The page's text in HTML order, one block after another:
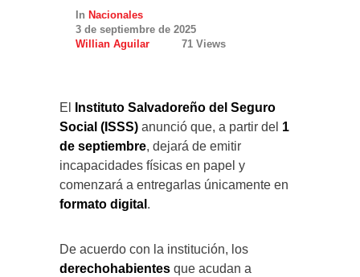
In Nacionales
3 de septiembre de 2025
Willian Aguilar
71 Views
El
Instituto Salvadoreño del Seguro
Social (ISSS) anunció que, a partir del 1
de septiembre, dejará de emitir
incapacidades físicas en papel y
comenzará a entregarlas únicamente en
formato digital .
De acuerdo con la institución, los
derechohabientes que acudan a